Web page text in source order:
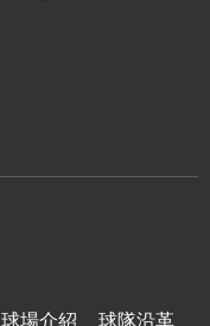
球場介紹 球隊沿革